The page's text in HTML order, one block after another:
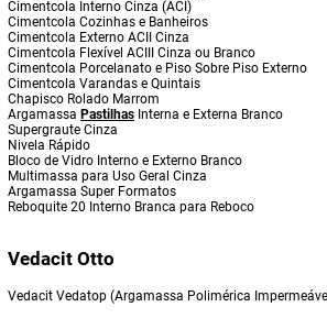
Cimentcola Interno Cinza (ACI)
Cimentcola Cozinhas e Banheiros
Cimentcola Externo ACII Cinza
Cimentcola Flexível ACIII Cinza ou Branco
Cimentcola Porcelanato e Piso Sobre Piso Externo
Cimentcola Varandas e Quintais
Chapisco Rolado Marrom
Argamassa Pastilhas Interna e Externa Branco
Supergraute Cinza
Nivela Rápido
Bloco de Vidro Interno e Externo Branco
Multimassa para Uso Geral Cinza
Argamassa Super Formatos
Reboquite 20 Interno Branca para Reboco
Vedacit Otto
Vedacit Vedatop (Argamassa Polimérica